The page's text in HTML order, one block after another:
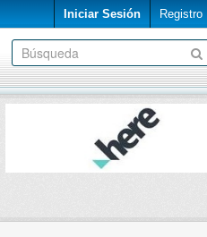
Iniciar Sesión Registro